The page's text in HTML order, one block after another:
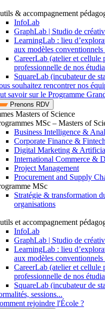
& accompagnement
InfoLab
GraphLab | Studio de
LearningLab : lieu
aux modèles conventionnels
CareerLab (atelier et cellule
professionnelle de nos
SquareLab (incubateur de
souhaitez rencontrer nos
savoir sur le Programme
Prenons RDV
Masters of Science
MSc – Masters of
Business Intelligence &
Corporate Finance & Fintech
Digital Marketing &
International Commerce &
Project Management
Procurement and Supply
MSc
Stratégie & transformation
organisations
et accompagnement
InfoLab
GraphLab | Studio de
LearningLab : lieu
aux modèles conventionnels
CareerLab (atelier et cellule
professionnelle de nos
SquareLab (incubateur de
sessions...
rejoindre l'École ?